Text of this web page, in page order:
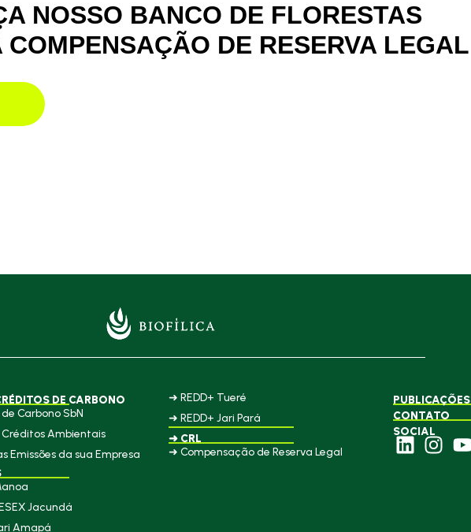
NOSSO BANCO DE FLORESTAS
COMPENSAÇÃO DE RESERVA LEGAL
DE CARBONO
Carbono SbN
Ambientais
Emissões da sua Empresa
Jacundá
Amapá
➜ REDD+ Tueré
➜ REDD+ Jari Pará
➜ CRL
➜ Compensação de Reserva Legal
PUBLICAÇÕES
CONTATO
SOCIAL